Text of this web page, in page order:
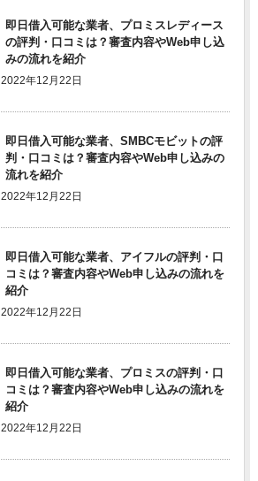
即日借入可能な業者、プロミスレディース
の評判・口コミは？審査内容やWeb申し込
みの流れを紹介
2022年12月22日
即日借入可能な業者、SMBCモビットの評
判・口コミは？審査内容やWeb申し込みの
流れを紹介
2022年12月22日
即日借入可能な業者、アイフルの評判・口
コミは？審査内容やWeb申し込みの流れを
紹介
2022年12月22日
即日借入可能な業者、プロミスの評判・口
コミは？審査内容やWeb申し込みの流れを
紹介
2022年12月22日